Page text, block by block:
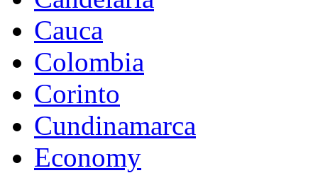
Cauca
Colombia
Corinto
Cundinamarca
Economy